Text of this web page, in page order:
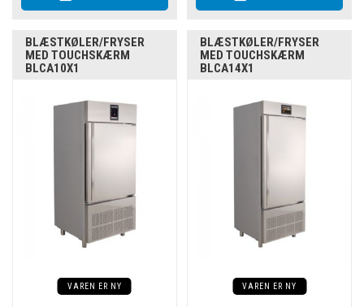
BLÆSTKØLER/FRYSER
MED TOUCHSKÆRM
BLCA10X1
VAREN ER NY
BLÆSTKØLER/FRYSER
MED TOUCHSKÆRM
BLCA14X1
VAREN ER NY